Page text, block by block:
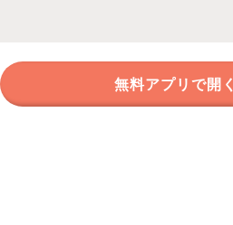
無料アプリで開く